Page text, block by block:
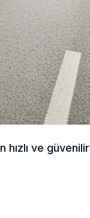
hızlı ve güvenilir